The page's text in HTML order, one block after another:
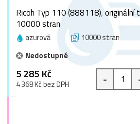
Ricoh Typ 110 (888118), originální
10000 stran
azurová 10000 stran
Nedostupné
5 285 Kč
4 368 Kč bez DPH -